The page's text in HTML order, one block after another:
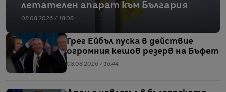
летателен апарат към България
08.08.2026 / 18:08
Грег Ейбъл пуска в действие
огромния кешов резерв на Бъфет
08.08.2026 / 16:44